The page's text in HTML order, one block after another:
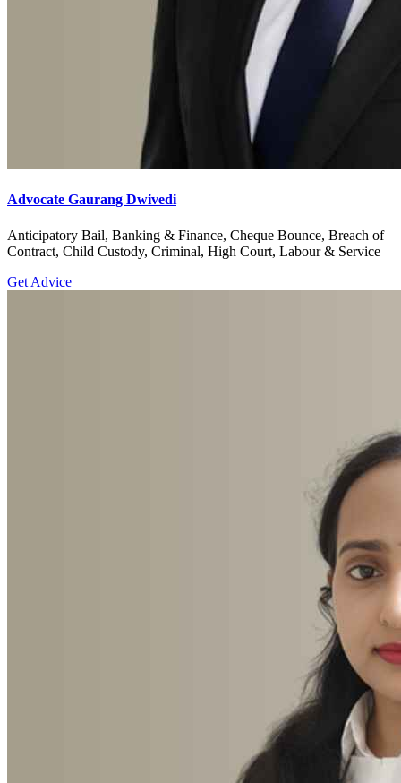
Advocate Gaurang Dwivedi
Anticipatory Bail, Banking & Finance, Cheque Bounce, Breach of
Contract, Child Custody, Criminal, High Court, Labour & Service
Get Advice